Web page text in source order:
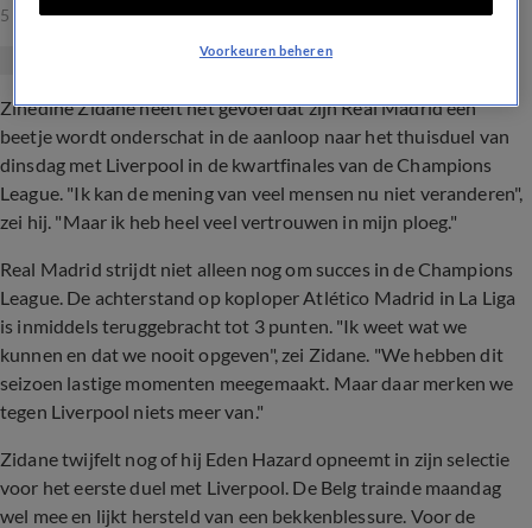
5 apr 2021, 17:09
Zinédine Zidane heeft het gevoel dat zijn Real Madrid een
beetje wordt onderschat in de aanloop naar het thuisduel van
dinsdag met Liverpool in de kwartfinales van de Champions
League. "Ik kan de mening van veel mensen nu niet veranderen",
zei hij. "Maar ik heb heel veel vertrouwen in mijn ploeg."
Real Madrid strijdt niet alleen nog om succes in de Champions
League. De achterstand op koploper Atlético Madrid in La Liga
is inmiddels teruggebracht tot 3 punten. "Ik weet wat we
kunnen en dat we nooit opgeven", zei Zidane. "We hebben dit
seizoen lastige momenten meegemaakt. Maar daar merken we
tegen Liverpool niets meer van."
Zidane twijfelt nog of hij Eden Hazard opneemt in zijn selectie
voor het eerste duel met Liverpool. De Belg trainde maandag
wel mee en lijkt hersteld van een bekkenblessure. Voor de
Voorkeuren beheren